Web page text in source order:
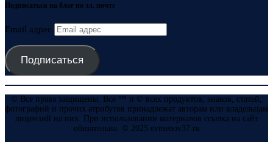
Подписаться на блог по эл. почте
Email адрес
Подписаться
© Все права защищены. Все ™ и © всех продуктов, знаков, статей,
фотографий и прочих атрибутов принадлежат авторам или владельцам
лицензий на них. При использовании материалов ссылка на сайт
обязательна. © 2025 evmenov37.ru